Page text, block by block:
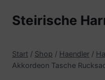
InhaltSteirische
Start / Shop / Haendler /
Akkordeon Tasche